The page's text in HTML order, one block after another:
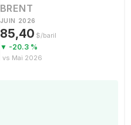
BRENT
JUIN 2026
85,40 $/baril
▼ -20.3 %
vs Mai 2026